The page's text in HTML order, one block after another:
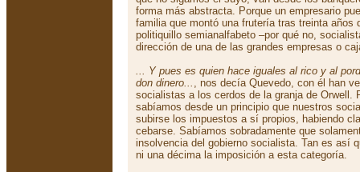
forma más abstracta. Porque un empresario
familia que montó una frutería tras treinta años
politiquillo semianalfabeto –por qué no,
dirección de una de las grandes empresas o
... Y pues es quien hace iguales al rico y al
don dinero... , nos decía Quevedo, con él han
socialistas a los cerdos de la granja de Orwell.
sabíamos desde un principio que nuestros
subirse los impuestos a sí propios, habiendo
cebarse. Sabíamos sobradamente que
insolvencia del gobierno socialista. Tan es así
ni una décima la imposición a esta categoría.